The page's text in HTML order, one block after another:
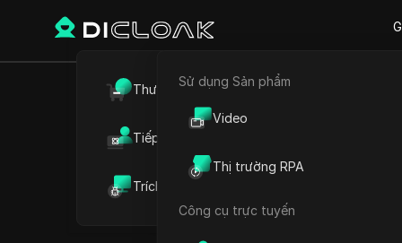
Thương mại điện tử
Tiếp thị liên kết
Trích xuất dữ liệu web
Sử dụng Sản phẩm
Video
Thị trường RPA
Công cụ trực tuyến
Quay lại
Sự cố
2026: